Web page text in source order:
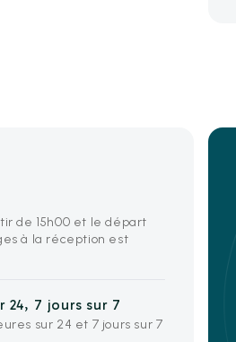
de 15h00 et le départ
à la réception est
24, 7 jours sur 7
sur 24 et 7 jours sur 7